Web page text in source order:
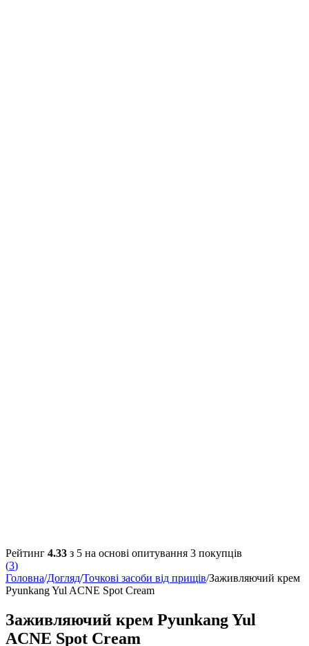
Рейтинг 4.33 з 5 на основі опитування 3 покупців
(3)
Головна/Догляд/Точкові засоби від прищів/Заживляючий крем
Pyunkang Yul ACNE Spot Cream
Заживляючий крем Pyunkang Yul
ACNE Spot Cream